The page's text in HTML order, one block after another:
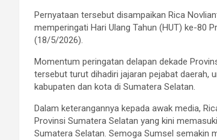
Pernyataan tersebut disampaikan Rica
memperingati Hari Ulang Tahun (HUT) ke-80
(18/5/2026).
Momentum peringatan delapan dekade
tersebut turut dihadiri jajaran pejabat daerah,
kabupaten dan kota di Sumatera Selatan.
Dalam keterangannya kepada awak media,
Provinsi Sumatera Selatan yang kini
Sumatera Selatan. Semoga Sumsel semakin